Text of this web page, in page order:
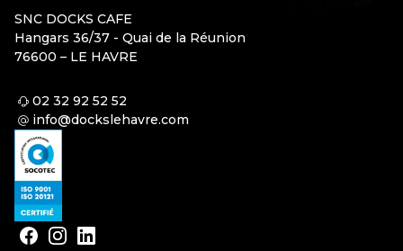
SNC DOCKS CAFE
Hangars 36/37 - Quai de la Réunion
76600 – LE HAVRE
02 32 92 52 52
info@dockslehavre.com